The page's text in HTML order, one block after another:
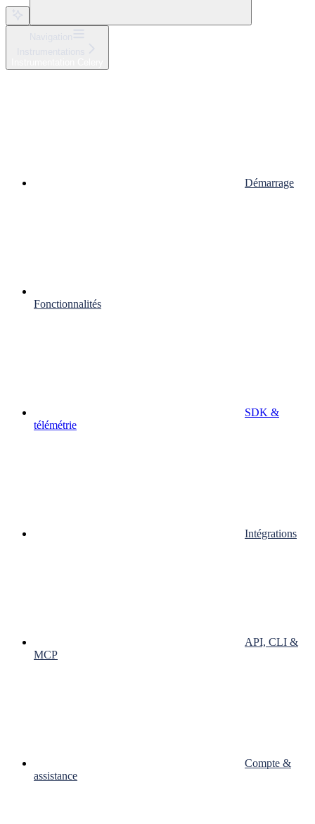
Démarrage
Fonctionnalités
SDK &
télémétrie
Intégrations
API, CLI &
MCP
Compte &
assistance